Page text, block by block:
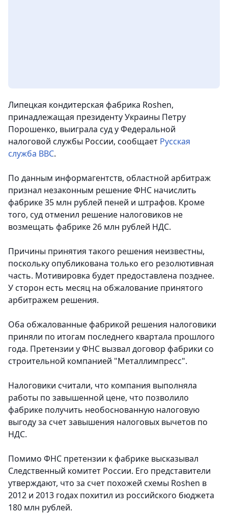
Липецкая кондитерская фабрика Roshen,
принадлежащая президенту Украины Петру
Порошенко, выиграла суд у Федеральной
налоговой службы России, сообщает Русская
служба ВВС.
По данным информагентств, областной арбитраж
признал незаконным решение ФНС начислить
фабрике 35 млн рублей пеней и штрафов. Кроме
того, суд отменил решение налоговиков не
возмещать фабрике 26 млн рублей НДС.
Причины принятия такого решения неизвестны,
поскольку опубликована только его резолютивная
часть. Мотивировка будет предоставлена позднее.
У сторон есть месяц на обжалование принятого
арбитражем решения.
Оба обжалованные фабрикой решения налоговики
приняли по итогам последнего квартала прошлого
года. Претензии у ФНС вызвал договор фабрики со
строительной компанией "Металлимпресс".
Налоговики считали, что компания выполняла
работы по завышенной цене, что позволило
фабрике получить необоснованную налоговую
выгоду за счет завышения налоговых вычетов по
НДС.
Помимо ФНС претензии к фабрике высказывал
Следственный комитет России. Его представители
утверждают, что за счет похожей схемы Roshen в
2012 и 2013 годах похитил из российского бюджета
180 млн рублей.